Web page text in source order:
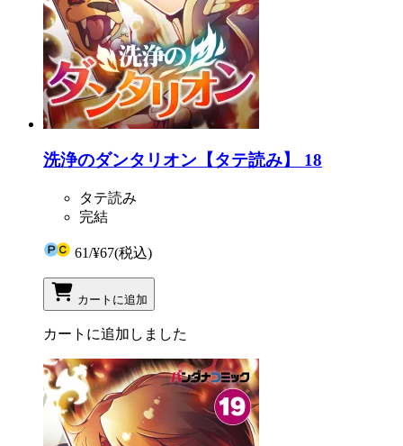
洗浄のダンタリオン【タテ読み】 18
タテ読み
完結
61/¥67(税込)
カートに追加
カートに追加しました